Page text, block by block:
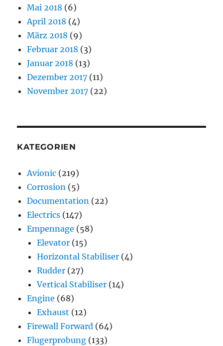
Mai 2018 (6)
April 2018 (4)
März 2018 (9)
Februar 2018 (3)
Januar 2018 (13)
Dezember 2017 (11)
November 2017 (22)
KATEGORIEN
Avionic (219)
Corrosion (5)
Documentation (22)
Electrics (147)
Empennage (58)
Elevator (15)
Horizontal Stabiliser (4)
Rudder (27)
Vertical Stabiliser (14)
Engine (68)
Exhaust (12)
Firewall Forward (64)
Flugerprobung (133)